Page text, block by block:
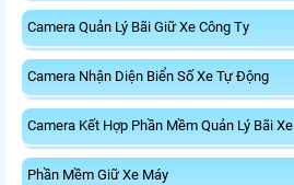
Camera Quản Lý Bãi Giữ Xe Công Ty
Camera Nhận Diện Biển Số Xe Tự Động
Camera Kết Hợp Phần Mềm Quản Lý Bãi Xe
Phần Mềm Giữ Xe Máy